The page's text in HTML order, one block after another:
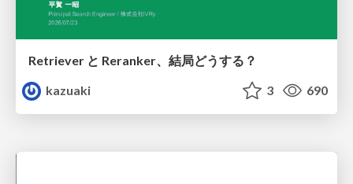
Retriever と Reranker、結局どうする？
kazuaki
3 690